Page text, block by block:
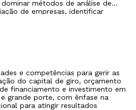
métodos de análise de
de empresas, identificar
princípios de governança
e competências para gerir as
do capital de giro, orçamento
financiamento e investimento em
grande porte, com ênfase na
para atingir resultados